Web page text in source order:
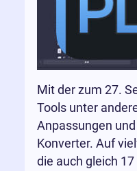
Mit der zum 27.
Tools unter
Anpassungen
Konverter. Auf
die auch gleich